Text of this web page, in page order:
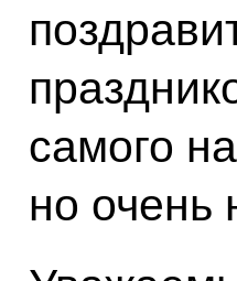
самого
но очень